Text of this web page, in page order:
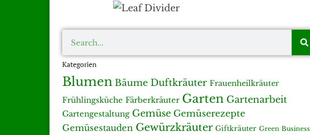
Kategorien
Blumen Bäume Duftkräuter Frauenheilkräuter
Frühlingsküche Färberkräuter Garten Gartenarbeit
Gartengestaltung Gemüse Gemüserezepte
Gemüsestauden Gewürzkräuter Giftkräuter Green Business